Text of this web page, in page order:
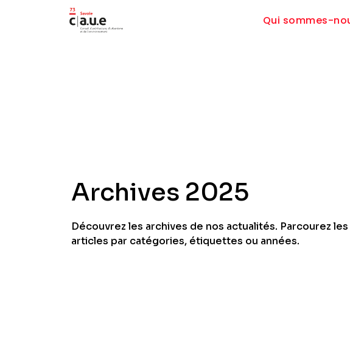
Qui sommes-
Archives 2025
Découvrez les archives de nos actualités. Parcourez les
articles par catégories, étiquettes ou années.